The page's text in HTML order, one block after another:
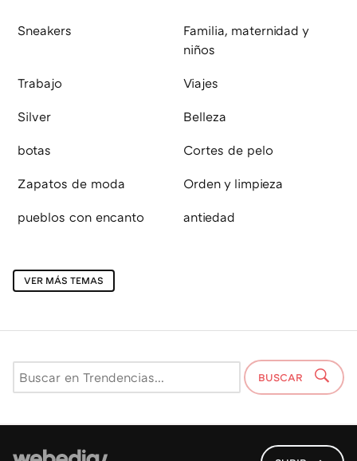
Sneakers
Familia, maternidad y
niños
Trabajo Viajes
Silver Belleza
botas Cortes de pelo
Zapatos de moda Orden y limpieza
pueblos con encanto antiedad
VER MÁS TEMAS
BUSCAR